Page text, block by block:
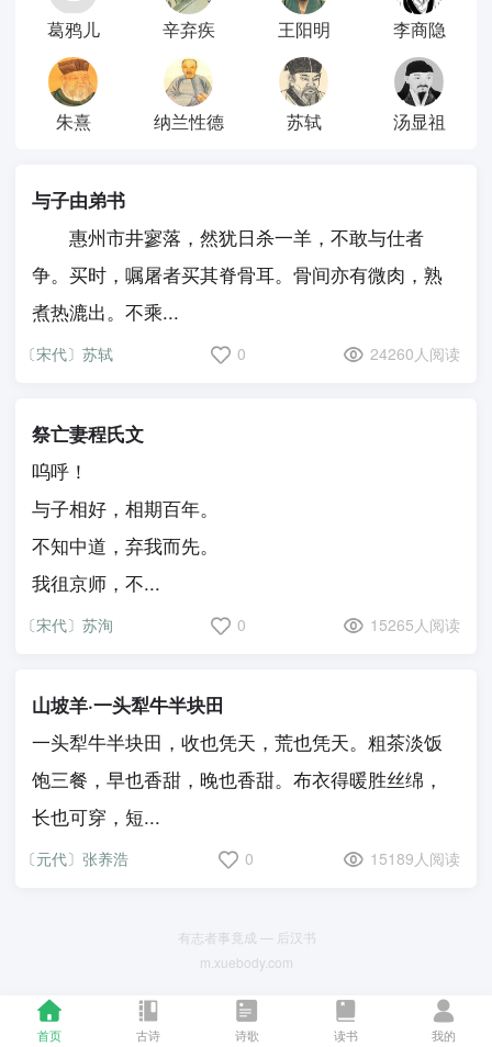
首页 古诗 诗歌 读书 我的
葛鸦儿 辛弃疾 王阳明 李商隐
朱熹 纳兰性德 苏轼 汤显祖
与子由弟书
惠州市井寥落，然犹日杀一羊，不敢与仕者
争。买时，嘱屠者买其脊骨耳。骨间亦有微肉，熟
煮热漉出。不乘...
〔宋代〕苏轼 0 24260人阅读
祭亡妻程氏文
呜呼！
与子相好，相期百年。
不知中道，弃我而先。
我徂京师，不...
〔宋代〕苏洵 0 15265人阅读
山坡羊·一头犁牛半块田
一头犁牛半块田，收也凭天，荒也凭天。粗茶淡饭
饱三餐，早也香甜，晚也香甜。布衣得暖胜丝绵，
长也可穿，短...
〔元代〕张养浩 0 15189人阅读
有志者事竟成 — 后汉书
m.xuebody.com